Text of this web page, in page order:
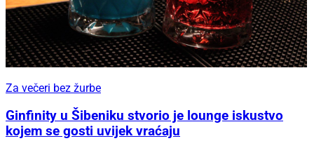
Za večeri bez žurbe
Ginfinity u Šibeniku stvorio je lounge iskustvo
kojem se gosti uvijek vraćaju